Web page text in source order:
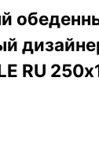
RU